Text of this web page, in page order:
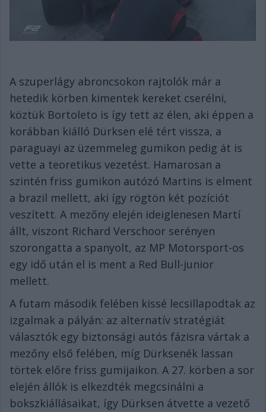
A szuperlágy abroncsokon rajtolók már a
hetedik körben kimentek kereket cserélni,
köztük Bortoleto is így tett az élen, aki éppen a
korábban kiálló Dürksen elé tért vissza, a
paraguayi az üzemmeleg gumikon pedig át is
vette a teoretikus vezetést. Hamarosan a
szintén friss gumikon autózó Martins is elment
a brazil mellett, aki így rögtön két pozíciót
veszített. A mezőny elején ideiglenesen Martí
állt, viszont Richard Verschoor serényen
szorongatta a spanyolt, az MP Motorsport-os
egy idő után el is ment a Red Bull-junior
mellett.
A futam második felében kissé lecsillapodtak az
izgalmak a pályán: az alternatív stratégiát
választók egy biztonsági autós fázisra vártak a
mezőny első felében, míg Dürksenék lassan
törtek előre friss gumijaikon. A 27. körben a sor
elején állók is elkezdték megcsinálni a
bokszkiállásaikat, így Dürksen átvette a vezető